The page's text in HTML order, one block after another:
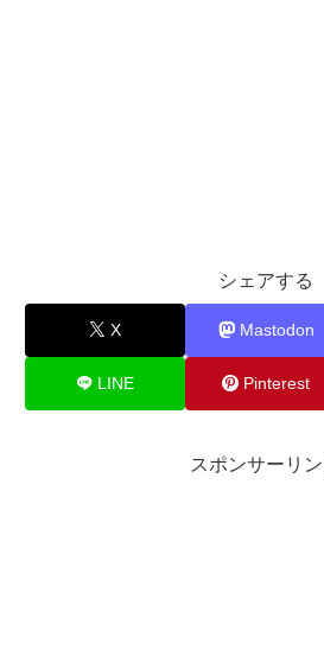
シェアする
X Mastodon
LINE Pinterest
スポンサーリン